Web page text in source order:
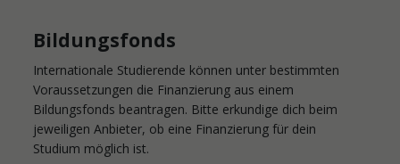
Bildungsfonds
Internationale Studierende können unter bestimmten
Voraussetzungen die Finanzierung aus einem
Bildungsfonds beantragen. Bitte erkundige dich beim
jeweiligen Anbieter, ob eine Finanzierung für dein
Studium möglich ist.